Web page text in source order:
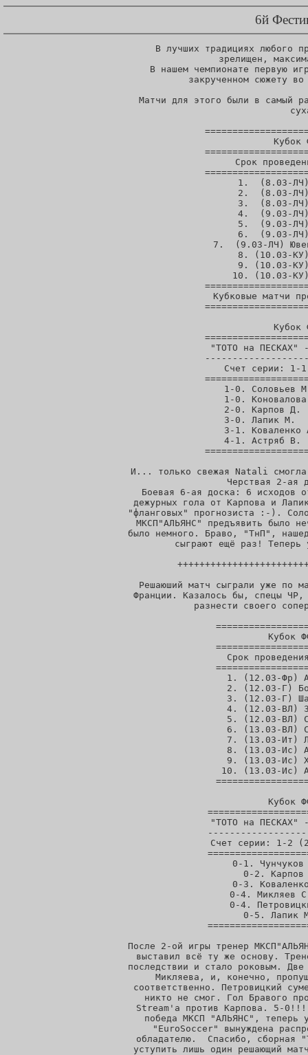
6й
В лучших традициях любого
зрелищен,
В нашем чемпионате первую
закрученном сюжету
Матчи для этого были в самый
Кубок
Срок
1.  (8.03-
2.  (8.03-
3.  (8.03-ЛЧ)
4.  (9.03-ЛЧ)
5.  (9.03-ЛЧ)
6.  (9.03-
7.  (9.03-ЛЧ)
8. (10.03-
9. (10.03-
10. (10.03-
Кубковые матчи
Кубок
"ТОТО на
Счет серии:
1-0.
1-0.
2-0. Карпов
3-0. Лапик
3-1.
4-1. Астряб
И... только свежая Natali смогла
Черствая 2-ая
Боевая 6-ая доска: 6 исходов
дежурных гола от Карпова и
"фланговых" прогнозиста :-).
МКСП"АЛЬЯНС" предъявить было
было немного. Браво, "ТнП",
сыграют ещё раз! Теперь
Решаюший матч сыграли уже по
Франции. Казалось бы, спецы
разнести своего
Кубок
Срок
1. (12.03-
2. (12.03-Г)
3. (12.03-Г)
4. (12.03-ВЛ)
5. (12.03-ВЛ)
6. (13.03-ВЛ)
7. (13.03-Ит)
8. (13.03-Ис)
9. (13.03-Ис)
10. (13.03-Ис)
Кубок
"ТОТО на
Счет серии: 1-2
0-1.
0-2.
0-3.
0-4.
0-4.
0-5. Лапик
После 2-ой игры тренер
выставил всё ту же основу.
последствии и стало роковым.
Микляева, и, конечно,
соответственно. Петровицкий
никто не смог. Гол Бравого
Stream'а против Карпова. 5-0!!!
победа МКСП "АЛЬЯНС", теперь
"EuroSoccer" вынуждена
обладателю.  Спасибо,
уступить лишь один решающий